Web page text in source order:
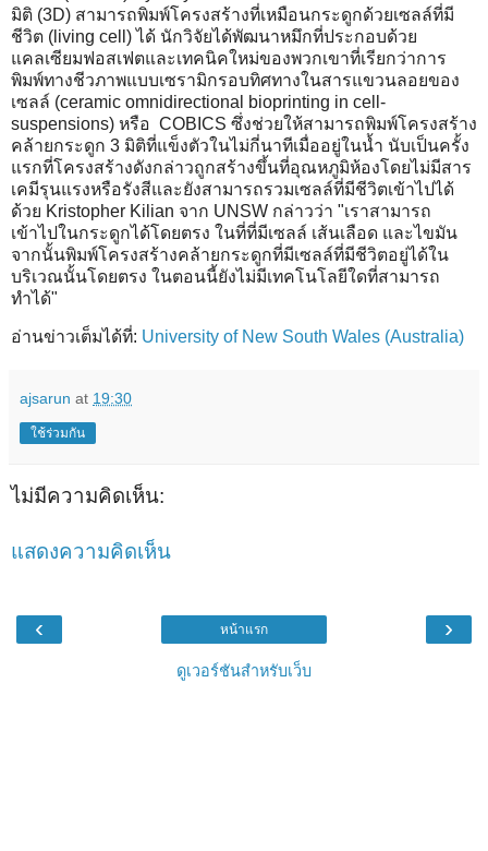
มิติ (3D) สามารถพิมพ์โครงสร้างที่เหมือนกระดูกด้วยเซลล์ที่มี
ชีวิต (living cell) ได้ นักวิจัยได้พัฒนาหมึกที่ประกอบด้วย
แคลเซียมฟอสเฟตและเทคนิคใหม่ของพวกเขาที่เรียกว่าการ
พิมพ์ทางชีวภาพแบบเซรามิกรอบทิศทางในสารแขวนลอยของ
เซลล์ (ceramic omnidirectional bioprinting in cell-
suspensions) หรือ COBICS ซึ่งช่วยให้สามารถพิมพ์โครงสร้าง
คล้ายกระดูก 3 มิติที่แข็งตัวในไม่กี่นาทีเมื่ออยู่ในน้ำ นับเป็นครั้ง
แรกที่โครงสร้างดังกล่าวถูกสร้างขึ้นที่อุณหภูมิห้องโดยไม่มีสาร
เคมีรุนแรงหรือรังสีและยังสามารถรวมเซลล์ที่มีชีวิตเข้าไปได้
ด้วย Kristopher Kilian จาก UNSW กล่าวว่า "เราสามารถ
เข้าไปในกระดูกได้โดยตรง ในที่ที่มีเซลล์ เส้นเลือด และไขมัน
จากนั้นพิมพ์โครงสร้างคล้ายกระดูกที่มีเซลล์ที่มีชีวิตอยู่ได้ใน
บริเวณนั้นโดยตรง ในตอนนี้ยังไม่มีเทคโนโลยีใดที่สามารถ
ทำได้"
อ่านข่าวเต็มได้ที่: University of New South Wales (Australia)
ajsarun at 19:30
ใช้ร่วมกัน
ไม่มีความคิดเห็น:
แสดงความคิดเห็น
‹ ›
หน้าแรก
ดูเวอร์ชันสำหรับเว็บ